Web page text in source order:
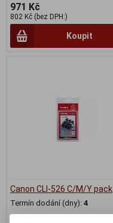
971 Kč
802 Kč (bez DPH:)
Koupit
Canon CLI-526 C/M/Y pack
Termín dodání (dny): 4